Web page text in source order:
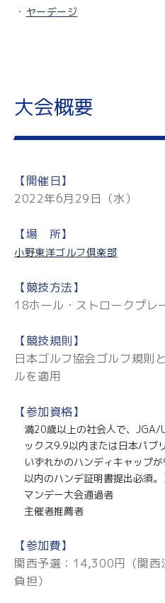
・ ヤーデージ
大会概要
【開催日】
2022年6月29日（水）
【場 所】
小野東洋ゴルフ倶楽部
【競技方法】
18ホール・ストロークプレ
【競技規則】
日本ゴルフ協会ゴルフ規則
ルを適用
【参加資格】
満20歳以上の社会人で、JGA/
ックス9.9以内または日本パブ
いずれかのハンディキャップ
以内のハンデ証明書提出必須。
マンデー大会通過者
主催者推薦者
【参加費】
関西予選：14,300円（関
負担）